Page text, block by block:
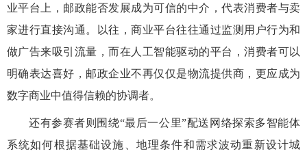
业平台上，邮政能否发展成为可信的中介，代表消费者与卖
家进行直接沟通。以往，商业平台往往通过监测用户行为和
做广告来吸引流量，而在人工智能驱动的平台，消费者可以
明确表达喜好，邮政企业不再仅仅是物流提供商，更应成为
数字商业中值得信赖的协调者。
还有参赛者则围绕“最后一公里”配送网络探索多智能体
系统如何根据基础设施、地理条件和需求波动重新设计城